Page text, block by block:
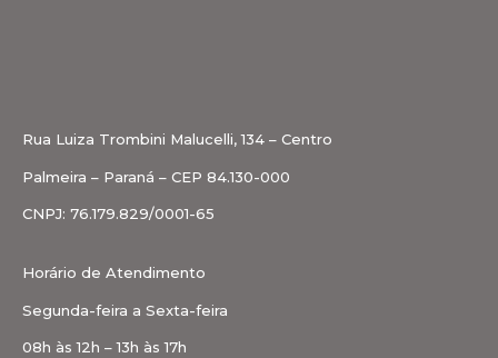
Rua Luiza Trombini Malucelli, 134 – Centro
Palmeira – Paraná – CEP 84.130-000
CNPJ: 76.179.829/0001-65
Horário de Atendimento
Segunda-feira a Sexta-feira
08h às 12h – 13h às 17h